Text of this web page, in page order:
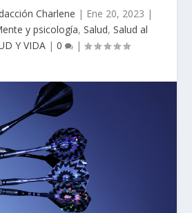
Charlene | Ene 20, 2023 |
y psicología, Salud, Salud al
Y VIDA| 0 |